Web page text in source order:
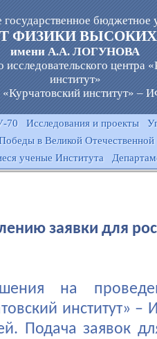
государственное бюджетное
ФИЗИКИ
имени А.А. ЛОГУНОВА
центра
институт»
институт» –
70 Исследования и проекты
в Великой Отечественной
ученые Института
заявки для
на
институт» –
Подача заявок